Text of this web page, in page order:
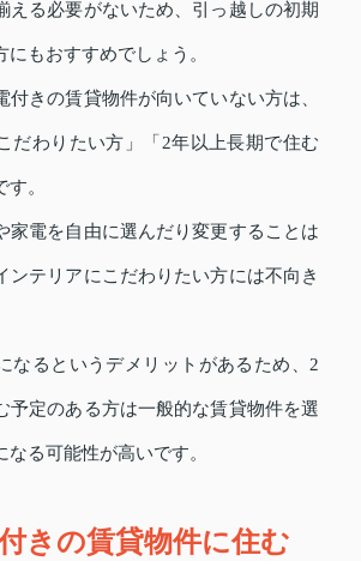
える必要がないため、引っ越しの初期
にもおすすめでしょう。
付きの賃貸物件が向いていない方は、
だわりたい方」「2年以上長期で住む
。
家電を自由に選んだり変更することは
ンテリアにこだわりたい方には不向き
なるというデメリットがあるため、2
予定のある方は一般的な賃貸物件を選
なる可能性が高いです。
きの賃貸物件に住む